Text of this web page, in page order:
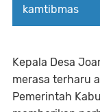
kamtibmas
Kepala Desa
merasa terharu
Pemerintah